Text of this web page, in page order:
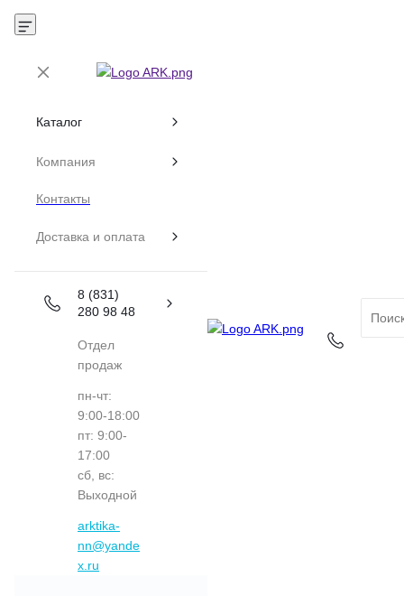
Каталог
Компания
Контакты
Доставка и оплата
8 (831)
280 98 48
Отдел
продаж
пн-чт:
9:00-18:00
пт: 9:00-
17:00
сб, вс:
Выходной
arktika-
nn@yande
x.ru